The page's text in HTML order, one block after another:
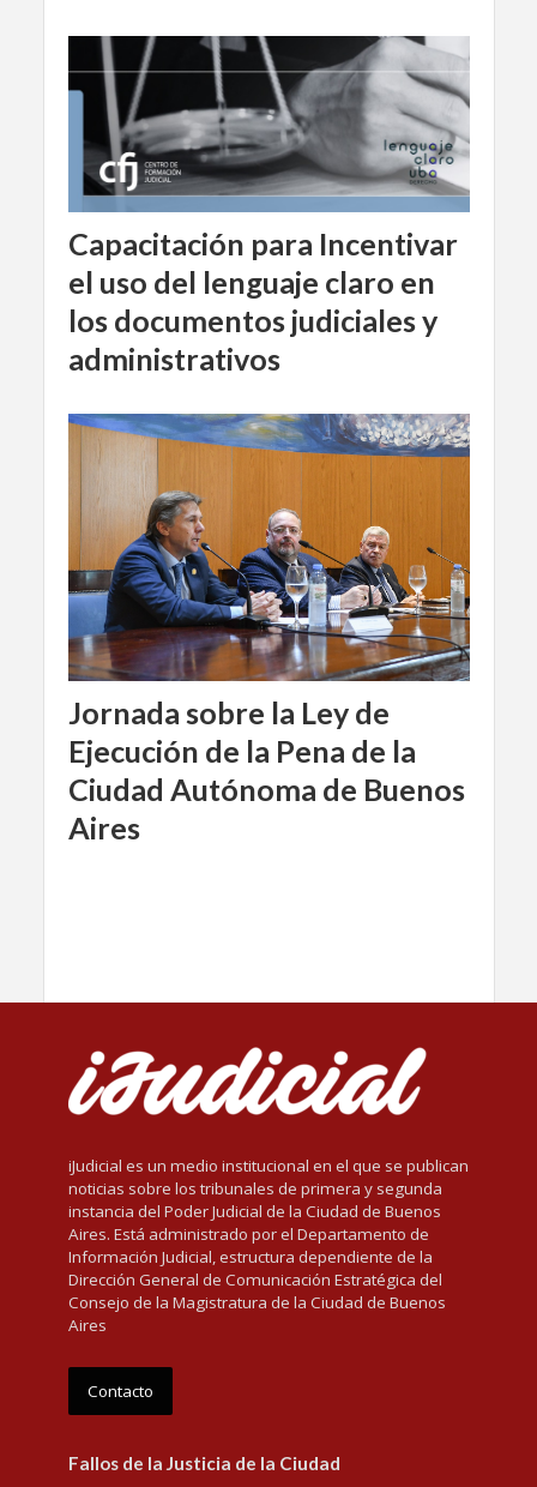
Capacitación para Incentivar
el uso del lenguaje claro en
los documentos judiciales y
administrativos
Jornada sobre la Ley de
Ejecución de la Pena de la
Ciudad Autónoma de Buenos
Aires
iJudicial es un medio institucional en el que se publican
noticias sobre los tribunales de primera y segunda
instancia del Poder Judicial de la Ciudad de Buenos
Aires. Está administrado por el Departamento de
Información Judicial, estructura dependiente de la
Dirección General de Comunicación Estratégica del
Consejo de la Magistratura de la Ciudad de Buenos
Aires
Contacto
Fallos de la Justicia de la Ciudad